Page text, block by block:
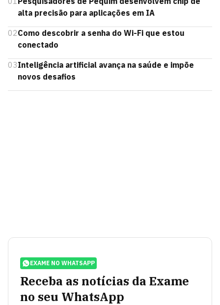
alta precisão para aplicações em IA
02Como descobrir a senha do Wi-Fi que estou
conectado
03Inteligência artificial avança na saúde e impõe
novos desafios
EXAME NO WHATSAPP
Receba as notícias da Exame
no seu WhatsApp